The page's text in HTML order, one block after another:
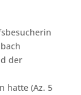
der
hatte (Az. 5